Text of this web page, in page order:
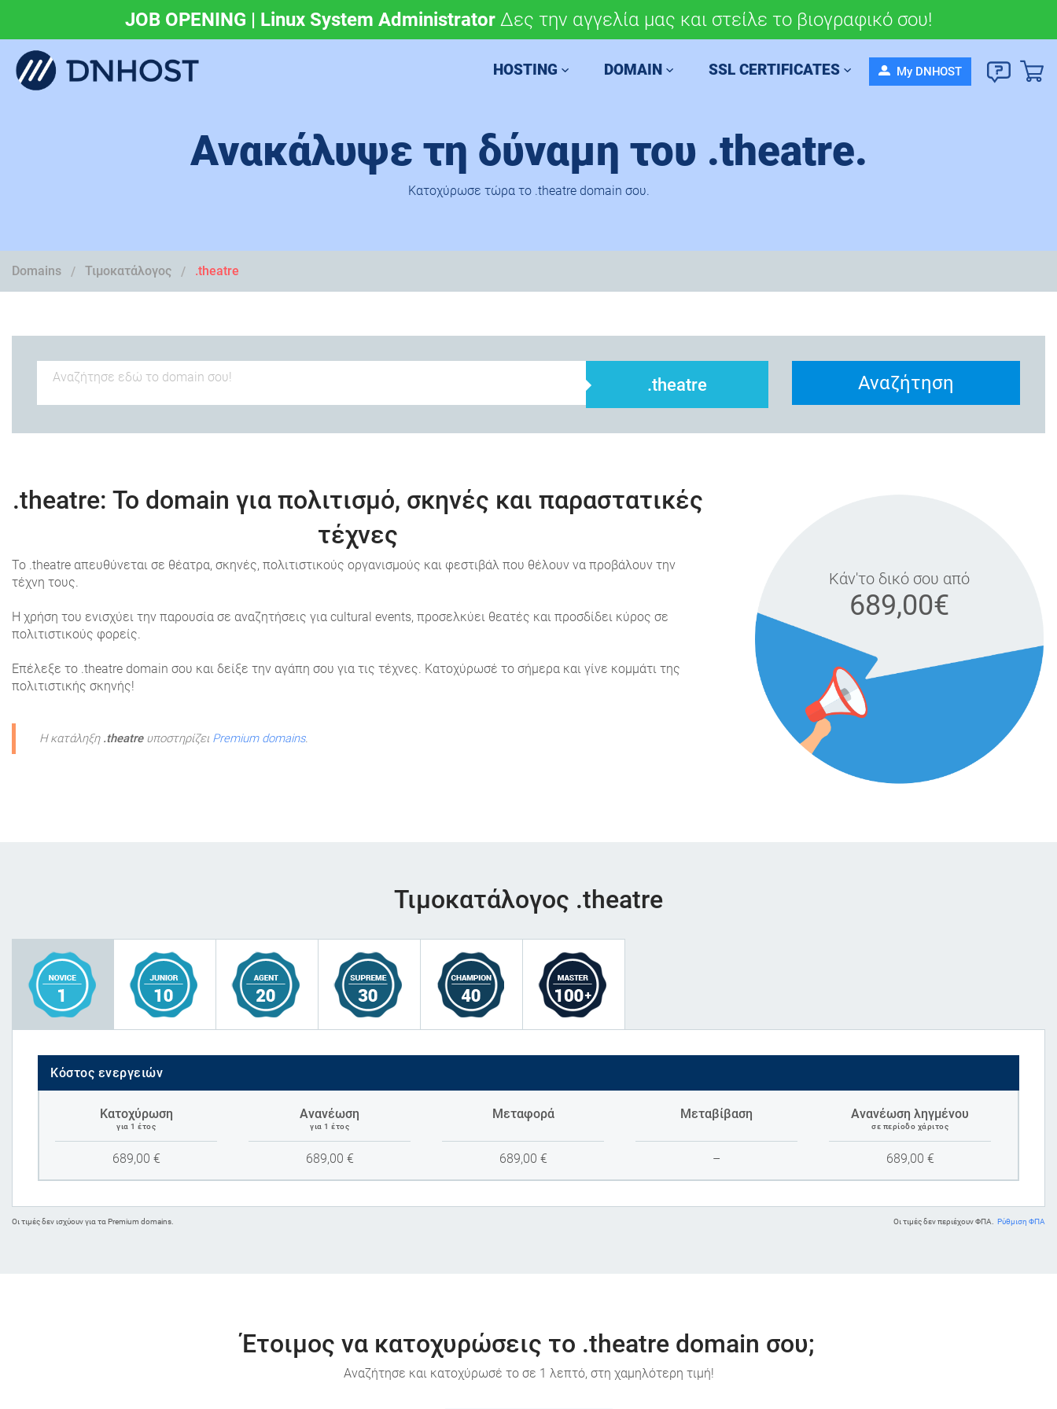
JOB OPENING | Linux System Administrator Δες την αγγελία μας και στείλε το βιογραφικό σου!
.eu & .ευ domains μόνο 4,90 €/έτος. Χάραξε την ευρωπαϊκή σου πορεία σήμερα!
HOSTING DOMAIN SSL CERTIFICATES My DNHOST
Ανακάλυψε τη δύναμη του .theatre.
Κατοχύρωσε τώρα το .theatre domain σου.
Domains Τιμοκατάλογος .theatre
.theatre Αναζήτηση
Κάν'το δικό σου από
689,00€
.theatre: Το domain για πολιτισμό, σκηνές και παραστατικές
τέχνες
Το .theatre απευθύνεται σε θέατρα, σκηνές, πολιτιστικούς οργανισμούς και φεστιβάλ που θέλουν να προβάλουν την
τέχνη τους.
Η χρήση του ενισχύει την παρουσία σε αναζητήσεις για cultural events, προσελκύει θεατές και προσδίδει κύρος σε
πολιτιστικούς φορείς.
Επέλεξε το .theatre domain σου και δείξε την αγάπη σου για τις τέχνες. Κατοχύρωσέ το σήμερα και γίνε κομμάτι της
πολιτιστικής σκηνής!
Η κατάληξη .theatreυποστηρίζει Premium domains.
Τιμοκατάλογος .theatre
Κόστος ενεργειών
Κατοχύρωση
για 1 έτος
Ανανέωση
για 1 έτος
Μεταφορά Μεταβίβαση Ανανέωση ληγμένου
σε περίοδο χάριτος
689,00 € 689,00 € 689,00 € – 689,00 €
Οι τιμές δεν περιέχουν ΦΠΑ. Ρύθμιση ΦΠΑ
Oι τιμές δεν ισχύουν για τα Premium domains.
Έτοιμος να κατοχυρώσεις το .theatre domain σου;
Αναζήτησε και κατοχύρωσέ το σε 1 λεπτό, στη χαμηλότερη τιμή!